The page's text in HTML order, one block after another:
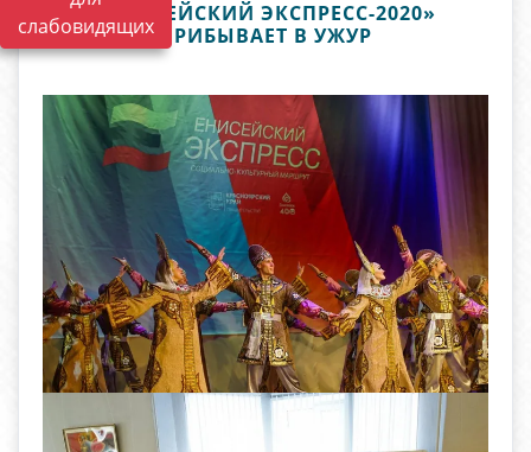
слабовидящих«ЕНИСЕЙСКИЙ ЭКСПРЕСС-2020»
ПРИБЫВАЕТ В УЖУР